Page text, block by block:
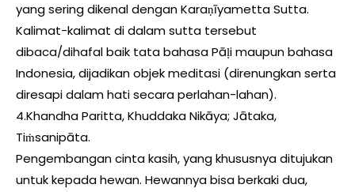
yang sering dikenal dengan Karaṇīyametta Sutta.
Kalimat-kalimat di dalam sutta tersebut
dibaca/dihafal baik tata bahasa Pāḷi maupun bahasa
Indonesia, dijadikan objek meditasi (direnungkan serta
diresapi dalam hati secara perlahan-lahan).
4.Khandha Paritta, Khuddaka Nikāya; Jātaka,
Tiṁsanipāta.
Pengembangan cinta kasih, yang khususnya ditujukan
untuk kepada hewan. Hewannya bisa berkaki dua,